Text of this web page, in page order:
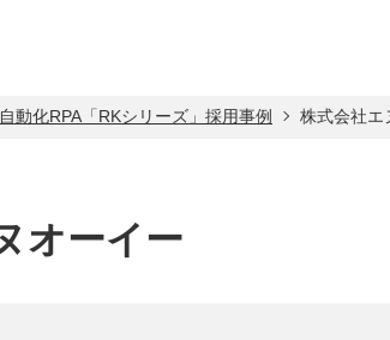
動化RPA「RKシリーズ」採用事例 株式会社エ
オーイー